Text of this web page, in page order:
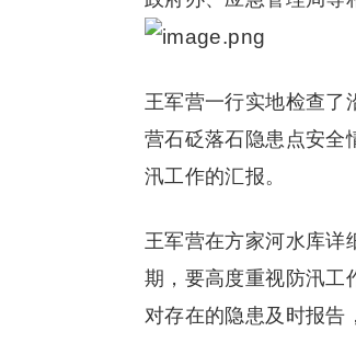
王军营一行实地检查了
营石砭落石隐患点安全
汛工作的汇报。
王军营在方家河水库详
期，要高度重视防汛工
对存在的隐患及时报告